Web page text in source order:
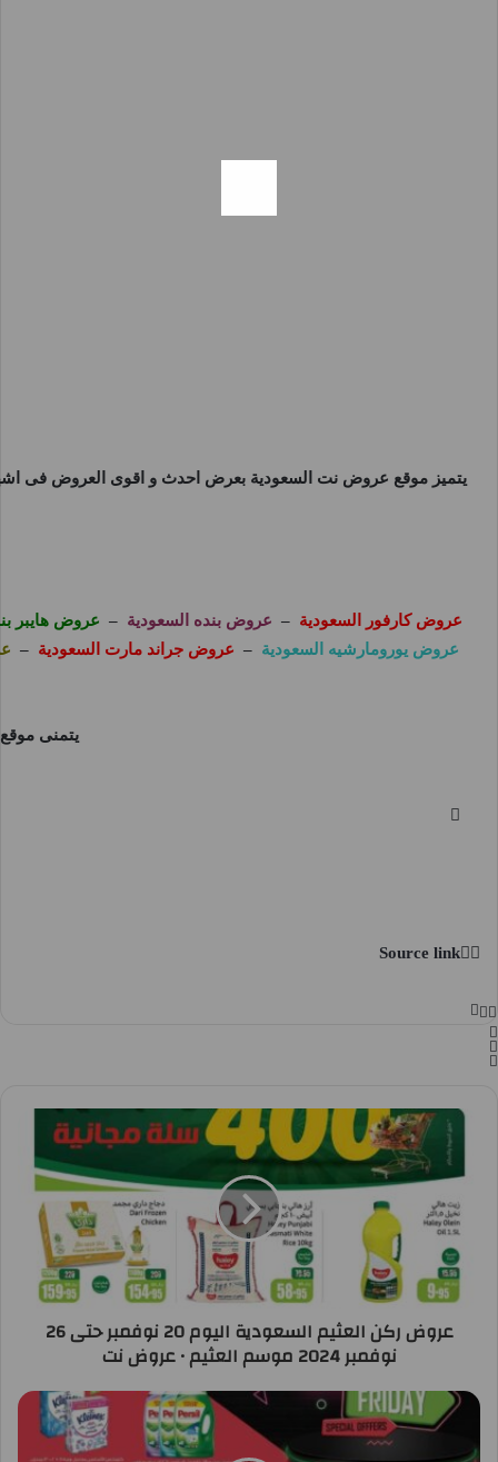
يتميز موقع عروض نت السعودية بعرض احدث و اقوى العروض فى
عروض كارفور السعودية – عروض بنده السعودية – عروض هايبر
عروض يورومارشيه السعودية – عروض جراند مارت السعودية –
يتمنى
Source link
عروض ركن العثيم السعودية اليوم 20 نوفمبر حتى 26
نوفمبر 2024 موسم العثيم • عروض نت